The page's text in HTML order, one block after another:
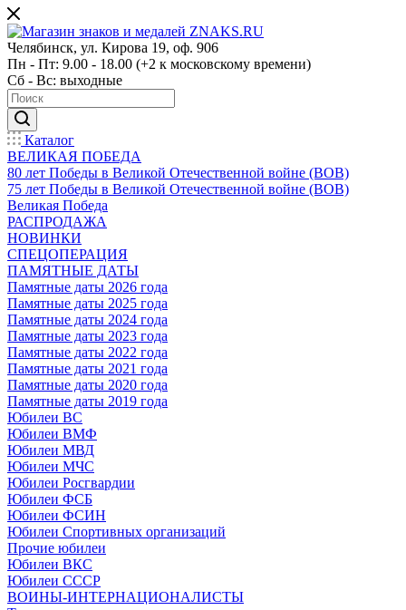
Челябинск, ул. Кирова 19, оф. 906
Пн - Пт: 9.00 - 18.00 (+2 к московскому времени)
Сб - Вс: выходные
Каталог
ВЕЛИКАЯ ПОБЕДА
80 лет Победы в Великой Отечественной войне (ВОВ)
75 лет Победы в Великой Отечественной войне (ВОВ)
Великая Победа
РАСПРОДАЖА
НОВИНКИ
СПЕЦОПЕРАЦИЯ
ПАМЯТНЫЕ ДАТЫ
Памятные даты 2026 года
Памятные даты 2025 года
Памятные даты 2024 года
Памятные даты 2023 года
Памятные даты 2022 года
Памятные даты 2021 года
Памятные даты 2020 года
Памятные даты 2019 года
Юбилеи ВС
Юбилеи ВМФ
Юбилеи МВД
Юбилеи МЧС
Юбилеи Росгвардии
Юбилеи ФСБ
Юбилеи ФСИН
Юбилеи Спортивных организаций
Прочие юбилеи
Юбилеи ВКС
Юбилеи СССР
ВОИНЫ-ИНТЕРНАЦИОНАЛИСТЫ